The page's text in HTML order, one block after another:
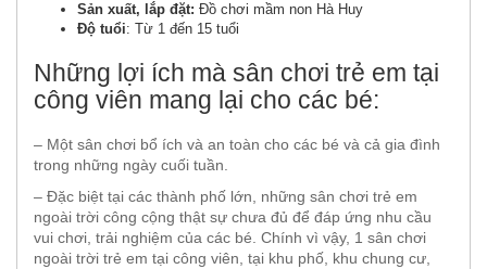
Sản xuất, lắp đặt: Đồ chơi mầm non Hà Huy
Độ tuổi: Từ 1 đến 15 tuổi
Những lợi ích mà sân chơi trẻ em tại
công viên mang lại cho các bé:
– Một sân chơi bổ ích và an toàn cho các bé và cả gia đình
trong những ngày cuối tuần.
– Đặc biệt tại các thành phố lớn, những sân chơi trẻ em
ngoài trời công cộng thật sự chưa đủ để đáp ứng nhu cầu
vui chơi, trải nghiệm của các bé. Chính vì vậy, 1 sân chơi
ngoài trời trẻ em tại công viên, tại khu phố, khu chung cư,